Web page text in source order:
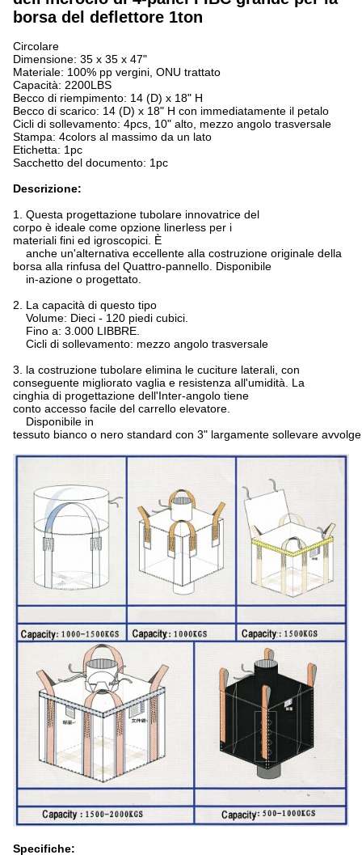
borsa del deflettore 1ton
Circolare
Dimensione: 35 x 35 x 47"
Materiale: 100% pp vergini, ONU trattato
Capacità: 2200LBS
Becco di riempimento: 14 (D) x 18" H
Becco di scarico: 14 (D) x 18" H con immediatamente il petalo
Cicli di sollevamento: 4pcs, 10" alto, mezzo angolo trasversale
Stampa: 4colors al massimo da un lato
Etichetta: 1pc
Sacchetto del documento: 1pc
Descrizione:
1. Questa progettazione tubolare innovatrice del
corpo è ideale come opzione linerless per i
materiali fini ed igroscopici. È
anche un'alternativa eccellente alla costruzione originale della
borsa alla rinfusa del Quattro-pannello. Disponibile
in-azione o progettato.
2. La capacità di questo tipo
Volume: Dieci - 120 piedi cubici.
Fino a: 3.000 LIBBRE.
Cicli di sollevamento: mezzo angolo trasversale
3. la costruzione tubolare elimina le cuciture laterali, con
conseguente migliorato vaglia e resistenza all'umidità. La
cinghia di progettazione dell'Inter-angolo tiene
conto accesso facile del carrello elevatore.
Disponibile in
tessuto bianco o nero standard con 3" largamente sollevare
Specifiche: